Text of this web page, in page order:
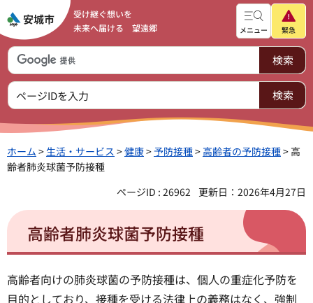
受け継ぐ想いを
未来へ届ける 望遠郷
メニュー 緊急
ホーム > 生活・サービス >健康>予防接種> 高齢者の予防接種> 高
齢者肺炎球菌予防接種
ページID : 26962
更新日：2026年4月27日
高齢者肺炎球菌予防接種
高齢者向けの肺炎球菌の予防接種は、個人の重症化予防を
目的としており、接種を受ける法律上の義務はなく、強制